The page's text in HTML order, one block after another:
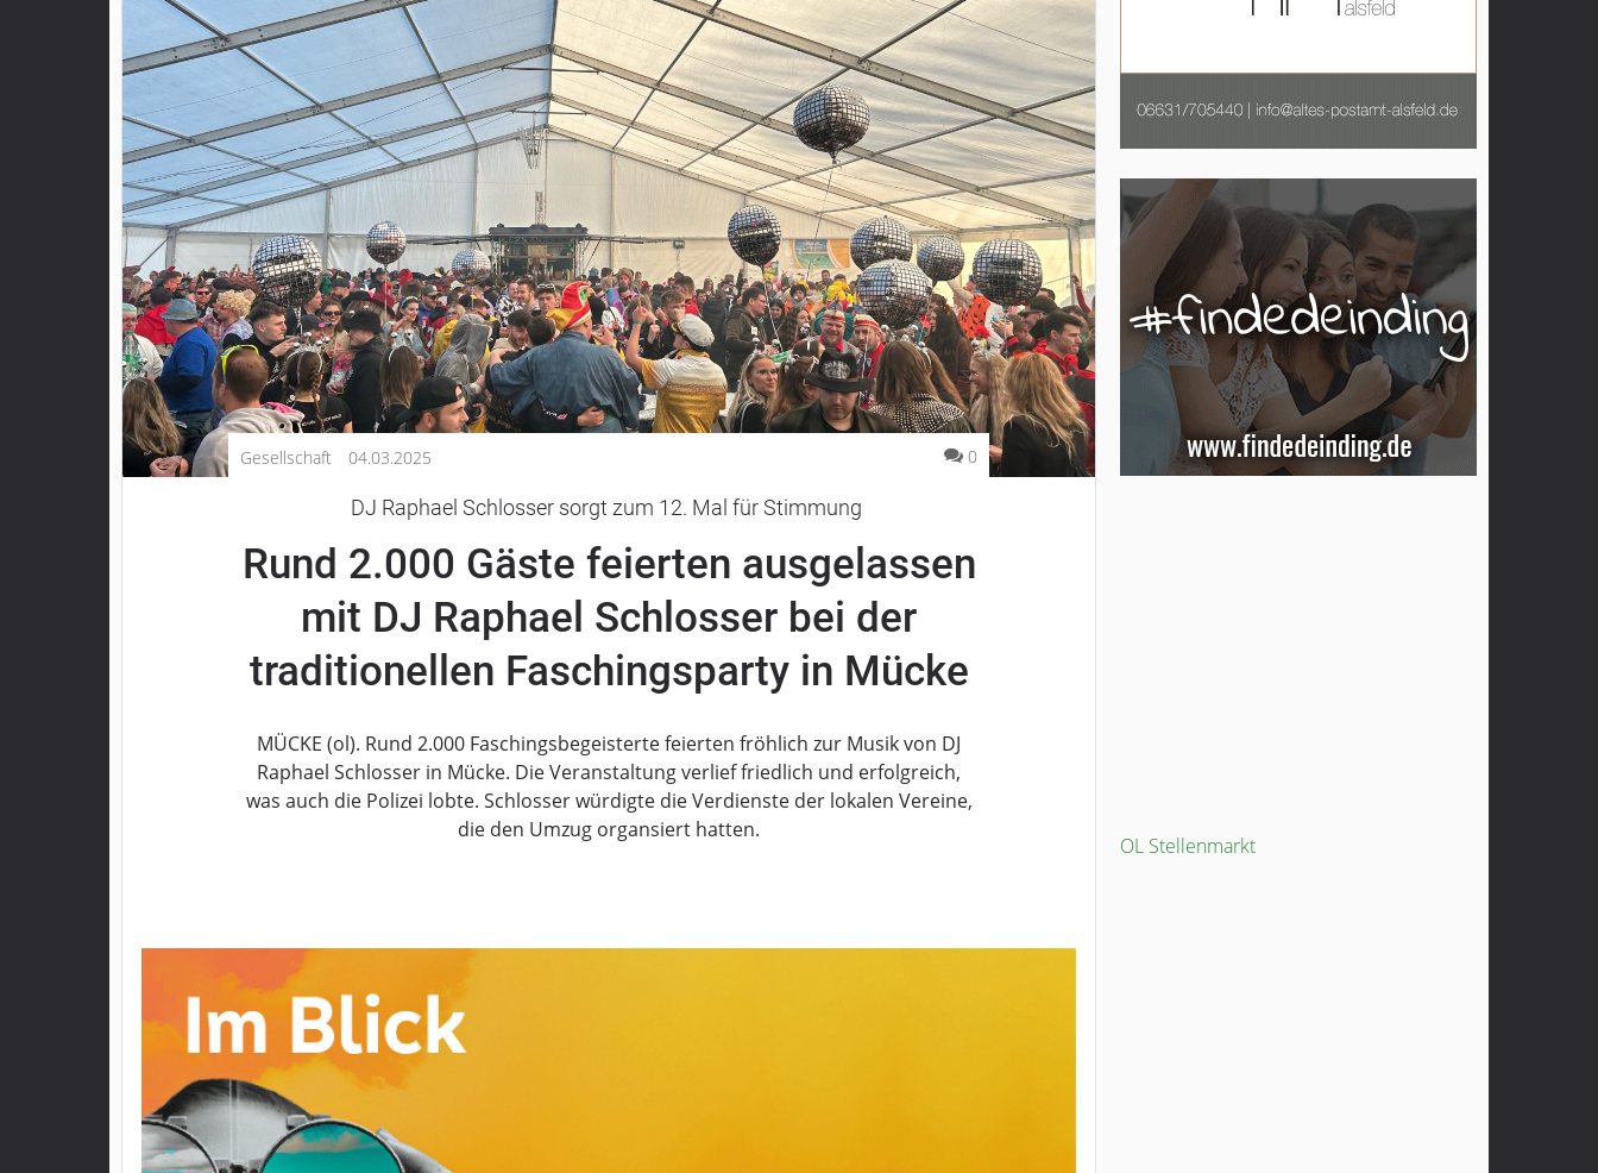
Lifestyle
Wirtschaft
Vogelsberg
Alsfeld
Lauterbach
Romrod
Homberg
Ohm
Schotten
Schlitz
Antrifttal
Feldatal
Gießen
Impressum
Datenschutzerklärung
Gesellschaft 04.03.2025 0
DJ Raphael Schlosser sorgt zum 12. Mal für Stimmung
Rund 2.000 Gäste feierten ausgelassen
mit DJ Raphael Schlosser bei der
traditionellen Faschingsparty in Mücke
MÜCKE (ol). Rund 2.000 Faschingsbegeisterte feierten fröhlich zur Musik von DJ
Raphael Schlosser in Mücke. Die Veranstaltung verlief friedlich und erfolgreich,
was auch die Polizei lobte. Schlosser würdigte die Verdienste der lokalen Vereine,
die den Umzug organsiert hatten.
OL Stellenmarkt